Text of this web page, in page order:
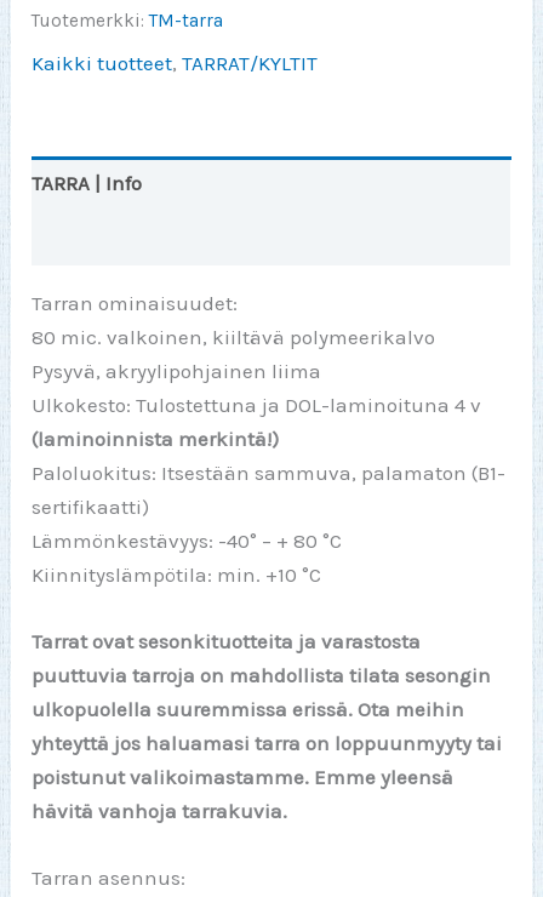
TARRA
määrä
Tuotemerkki:TM-tarra
Kaikki tuotteet,TARRAT/KYLTIT
TARRA | Info
Tarran ominaisuudet:
80 mic. valkoinen, kiiltävä polymeerikalvo
Pysyvä, akryylipohjainen liima
Ulkokesto: Tulostettuna ja DOL-laminoituna 4 v
(laminoinnista merkintä!)
Paloluokitus: Itsestään sammuva, palamaton (B1-
sertifikaatti)
Lämmönkestävyys: -40° – + 80 °C
Kiinnityslämpötila: min. +10 °C
Tarrat ovat sesonkituotteita ja varastosta
puuttuvia tarroja on mahdollista tilata sesongin
ulkopuolella suuremmissa erissä. Ota meihin
yhteyttä jos haluamasi tarra on loppuunmyyty tai
poistunut valikoimastamme. Emme yleensä
hävitä vanhoja tarrakuvia.
Tarran asennus: